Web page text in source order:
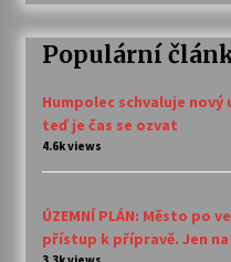
Populární
Humpolec schvaluje nový
teď je čas se ozvat
4.6k views
ÚZEMNÍ PLÁN: Město po
přístup k přípravě. Jen